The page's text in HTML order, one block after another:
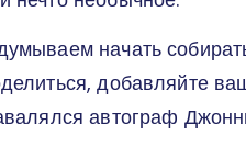
начать
добавляйте
автограф